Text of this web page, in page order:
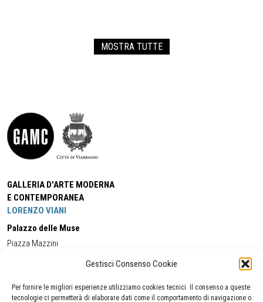
Gestisci Consenso Cookie
Per fornire le migliori esperienze utilizziamo cookies tecnici. Il consenso a queste
tecnologie ci permetterà di elaborare dati come il comportamento di navigazione o
MOSTRA TUTTE
GALLERIA D'ARTE MODERNA
E CONTEMPORANEA
LORENZO VIANI
Palazzo delle Muse
Piazza Mazzini
Cell:+39 338 5714978 (orario apertura Galleria)
Tel:
+39 0584 944580
(orario 09.00/13.00)
Email:gamc@comune.viareggio.lu.it